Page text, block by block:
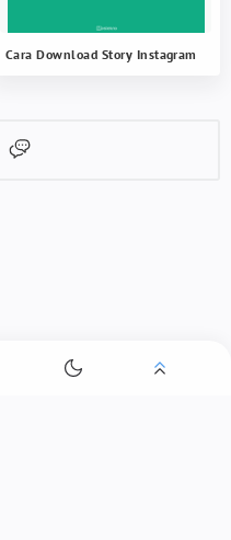
Cara Download Story Instagram